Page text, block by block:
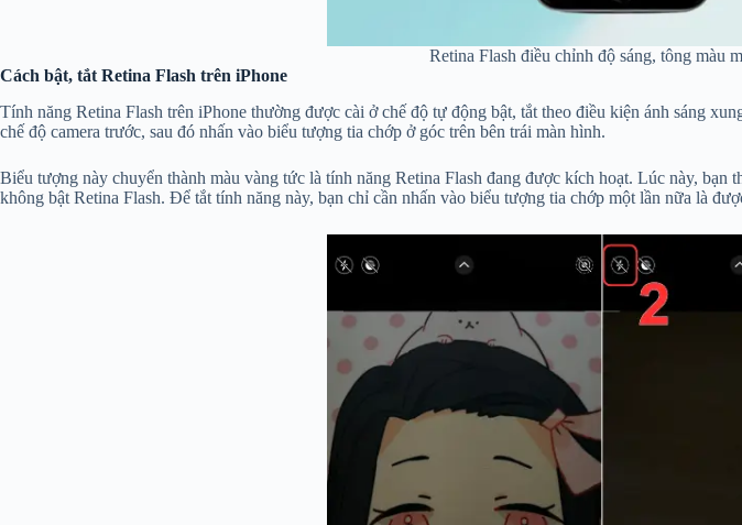
Retina Flash điều chỉnh độ sáng, tông màu
Cách bật, tắt Retina Flash trên iPhone
Tính năng Retina Flash trên iPhone thường được cài ở chế độ tự động bật, tắt theo điều kiện ánh sáng
chế độ camera trước, sau đó nhấn vào biểu tượng tia chớp ở góc trên bên trái màn hình.
Biểu tượng này chuyển thành màu vàng tức là tính năng Retina Flash đang được kích hoạt. Lúc này,
không bật Retina Flash. Để tắt tính năng này, bạn chỉ cần nhấn vào biểu tượng tia chớp một lần nữa là